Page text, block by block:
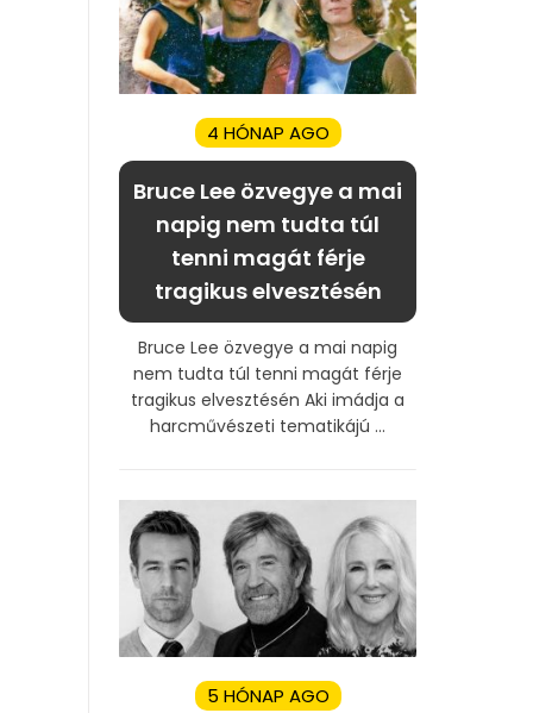
4 HÓNAP AGO
Bruce Lee özvegye a mai
napig nem tudta túl
tenni magát férje
tragikus elvesztésén
Bruce Lee özvegye a mai napig
nem tudta túl tenni magát férje
tragikus elvesztésén Aki imádja a
harcművészeti tematikájú ...
5 HÓNAP AGO